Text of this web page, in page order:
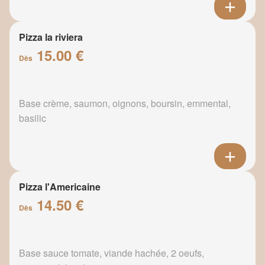
Pizza la riviera
Dès 15.00 €
Base crème, saumon, oignons, boursin, emmental,
basilic
Pizza l'Americaine
Dès 14.50 €
Base sauce tomate, viande hachée, 2 oeufs,